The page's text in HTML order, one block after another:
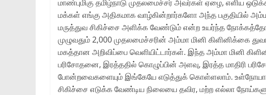
மாண்புமிகு தமிழ்நாடு முதலமைச்சர்‌ அவர்கள்‌ ஏழை, எளிய
மக்கள்‌ எங்கு அதிகமாக வாழ்கின்றார்களோ அந்த பகுதியில்‌
மருத்துவ சிகிச்சை அளிக்க வேண்டும்‌ என்ற உயர்ந்த
முழுவதும்‌ 2,000 முதலமைச்சரின்‌ அம்மா மினி கிளினிக்கை
மகத்தான அறிவிப்பை வெளியிட்டார்கள்‌. இந்த அம்மா மினி
பரிசோதனை, இரத்ததில்‌ கொழுப்பின்‌ அளவு, இரத்த மாதிரி
போன்றவைகளையும்‌ இங்கேயே எடுத்துக்‌ கொள்ளலாம்‌.
சிகிச்சை எடுக்க வேண்டிய நிலையை தவிர, மற்ற எல்லா